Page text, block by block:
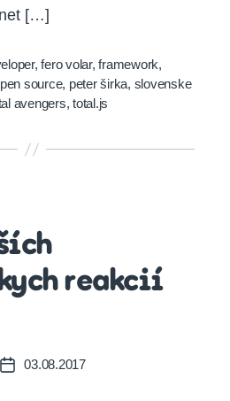
[…]
,fero volar,framework,
source, peter širka, slovenske
avengers,total.js
reakcií
Post03.08.2017